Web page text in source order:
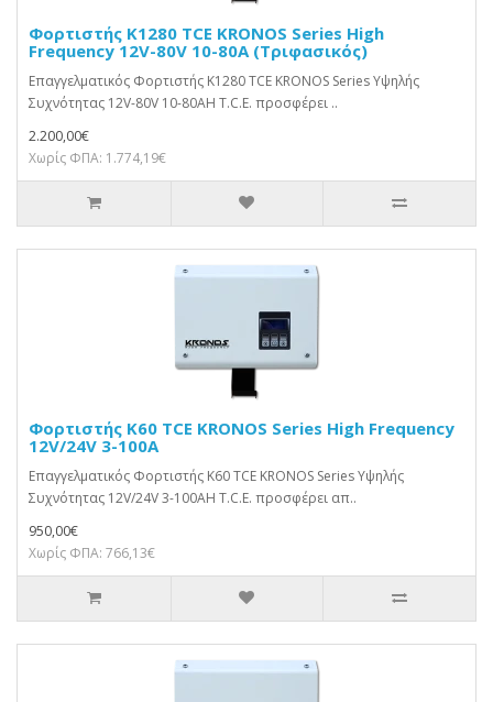
Φορτιστής K1280 TCE KRONOS Series High
Frequency 12V-80V 10-80A (Τριφασικός)
Επαγγελματικός Φορτιστής K1280 TCE KRONOS Series Υψηλής
Συχνότητας 12V-80V 10-80AΗ T.C.E. προσφέρει ..
2.200,00€
Χωρίς ΦΠΑ: 1.774,19€
Φορτιστής K60 TCE KRONOS Series High Frequency
12V/24V 3-100A
Επαγγελματικός Φορτιστής K60 TCE KRONOS Series Υψηλής
Συχνότητας 12V/24V 3-100AΗ T.C.E. προσφέρει απ..
950,00€
Χωρίς ΦΠΑ: 766,13€